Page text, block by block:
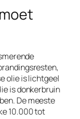
olie is lichtgeel
is donkerbruin
De meeste
10.000 tot